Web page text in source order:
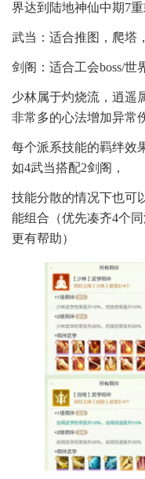
界达到陆地神仙中期7重
武当：适合推图，爬塔
剑阁：适合工会boss/世
少林属于灼烧流，逍遥
非常多的心法增加异常
每个派系技能的羁绊效
如4武当搭配2剑阁，
技能分散的情况下也可
能组合（优先凑齐4个
更有帮助）